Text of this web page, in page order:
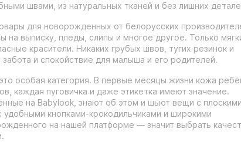
швами, из натуральных тканей и без лишних
для новорожденных от белорусских
на выписку, пледы, слипы и многое другое. Только
красители. Никаких грубых швов, тугих резинок и
и спокойствие для малыша и его родителей.
особая категория. В первые месяцы жизни кожа
каждая пуговичка и даже этикетка имеют значение.
на Babylook, знают об этом и шьют вещи с плоскими
кнопками-крокодильчиками и широкими
на нашей платформе — значит выбрать